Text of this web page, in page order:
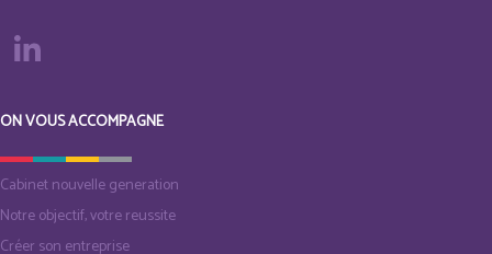
ON VOUS ACCOMPAGNE
Cabinet nouvelle generation
Notre objectif, votre reussite
Créer son entreprise